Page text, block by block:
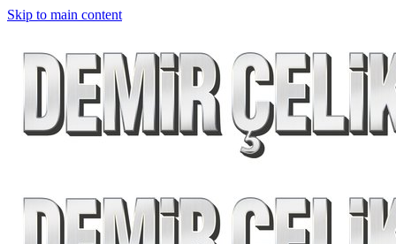
Skip to main content